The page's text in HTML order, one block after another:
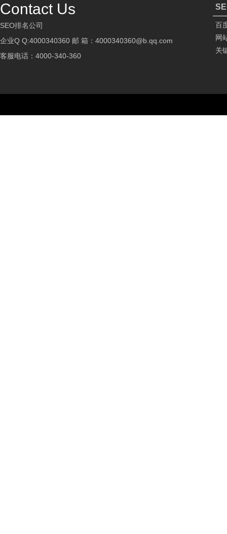
Contact Us
SEO排名公司
企业Q Q:4000340360 邮 箱：4000340360@b.qq.com
客服电话：4000-340-360
百
网
关